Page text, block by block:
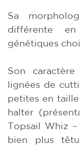
Sa
différente
génétiques
Son
lignées de
petites en
halter
Topsail Whiz
bien plus